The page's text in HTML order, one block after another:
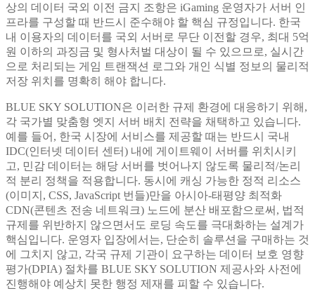
상의 데이터 국외 이전 금지 조항은 iGaming 운영자가 서버 인
프라를 구성할 때 반드시 준수해야 할 핵심 규정입니다. 한국
내 이용자의 데이터를 국외 서버로 무단 이전할 경우, 최대 5억
원 이하의 과징금 및 형사처벌 대상이 될 수 있으므로, 실시간
으로 처리되는 게임 트랜잭션 로그와 개인 식별 정보의 물리적
저장 위치를 명확히 해야 합니다.
BLUE SKY SOLUTION은 이러한 규제 환경에 대응하기 위해,
각 국가별 맞춤형 엣지 서버 배치 전략을 채택하고 있습니다.
예를 들어, 한국 시장에 서비스를 제공할 때는 반드시 국내
IDC(인터넷 데이터 센터) 내에 게이트웨이 서버를 위치시키
고, 민감 데이터는 해당 서버를 벗어나지 않도록 물리적/논리
적 분리 정책을 적용합니다. 동시에 캐싱 가능한 정적 리소스
(이미지, CSS, JavaScript 번들)만을 아시아-태평양 최적화
CDN(콘텐츠 전송 네트워크) 노드에 분산 배포함으로써, 법적
규제를 위반하지 않으면서도 로딩 속도를 극대화하는 설계가
핵심입니다. 운영자 입장에서는, 단순히 솔루션을 구매하는 것
에 그치지 않고, 각국 규제 기관이 요구하는 데이터 보호 영향
평가(DPIA) 절차를 BLUE SKY SOLUTION 제공사와 사전에
진행해야 예상치 못한 행정 제재를 피할 수 있습니다.